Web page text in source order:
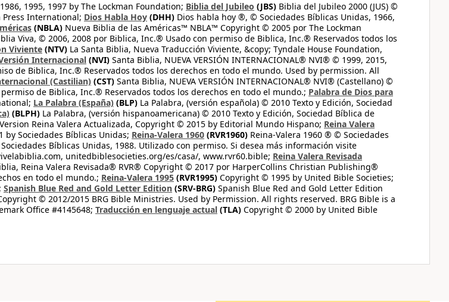
1995, 1997 by The Lockman Foundation; Biblia del Jubileo (JBS) Biblia del Jubileo 2000 (JUS) ©
Press International; Dios Habla Hoy (DHH) Dios habla hoy ®, © Sociedades Bíblicas Unidas, 1966,
(NBLA) Nueva Biblia de las Américas™ NBLA™ Copyright © 2005 por The Lockman
Viva, © 2006, 2008 por Biblica, Inc.® Usado con permiso de Biblica, Inc.® Reservados todos los
Viviente (NTV) La Santa Biblia, Nueva Traducción Viviente, &copy; Tyndale House Foundation,
Internacional (NVI) Santa Biblia, NUEVA VERSIÓN INTERNACIONAL® NVI® © 1999, 2015,
de Biblica, Inc.® Reservados todos los derechos en todo el mundo. Used by permission. All
(Castilian) (CST) Santa Biblia, NUEVA VERSIÓN INTERNACIONAL® NVI® (Castellano) ©
de Biblica, Inc.® Reservados todos los derechos en todo el mundo.; Palabra de Dios para
La Palabra (España) (BLP) La Palabra, (versión española) © 2010 Texto y Edición, Sociedad
(BLPH) La Palabra, (versión hispanoamericana) © 2010 Texto y Edición, Sociedad Bíblica de
Version Reina Valera Actualizada, Copyright © 2015 by Editorial Mundo Hispano; Reina Valera
by Sociedades Bíblicas Unidas; Reina-Valera 1960 (RVR1960) Reina-Valera 1960 ® © Sociedades
Bíblicas Unidas, 1988. Utilizado con permiso. Si desea más información visite
unitedbiblesocieties.org/es/casa/, www.rvr60.bible; Reina Valera Revisada
Reina Valera Revisada® RVR® Copyright © 2017 por HarperCollins Christian Publishing®
en todo el mundo.; Reina-Valera 1995 (RVR1995) Copyright © 1995 by United Bible Societies;
Spanish Blue Red and Gold Letter Edition (SRV-BRG) Spanish Blue Red and Gold Letter Edition
© 2012/2015 BRG Bible Ministries. Used by Permission. All rights reserved. BRG Bible is a
Office #4145648; Traducción en lenguaje actual (TLA) Copyright © 2000 by United Bible